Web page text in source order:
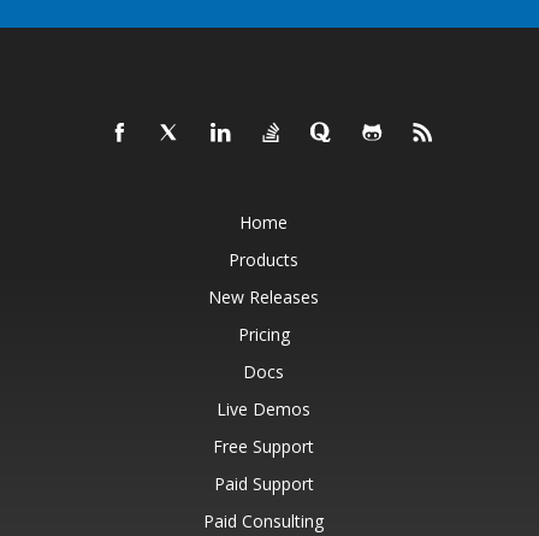
Home
Products
New Releases
Pricing
Docs
Live Demos
Free Support
Paid Support
Paid Consulting